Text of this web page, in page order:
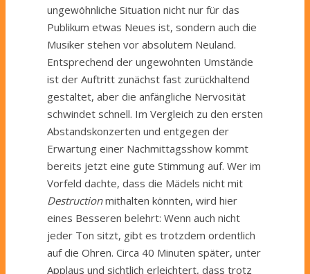
ungewöhnliche Situation nicht nur für das
Publikum etwas Neues ist, sondern auch die
Musiker stehen vor absolutem Neuland.
Entsprechend der ungewohnten Umstände
ist der Auftritt zunächst fast zurückhaltend
gestaltet, aber die anfängliche Nervosität
schwindet schnell. Im Vergleich zu den ersten
Abstandskonzerten und entgegen der
Erwartung einer Nachmittagsshow kommt
bereits jetzt eine gute Stimmung auf. Wer im
Vorfeld dachte, dass die Mädels nicht mit
Destructionmithalten könnten, wird hier
eines Besseren belehrt: Wenn auch nicht
jeder Ton sitzt, gibt es trotzdem ordentlich
auf die Ohren. Circa 40 Minuten später, unter
Applaus und sichtlich erleichtert, dass trotz